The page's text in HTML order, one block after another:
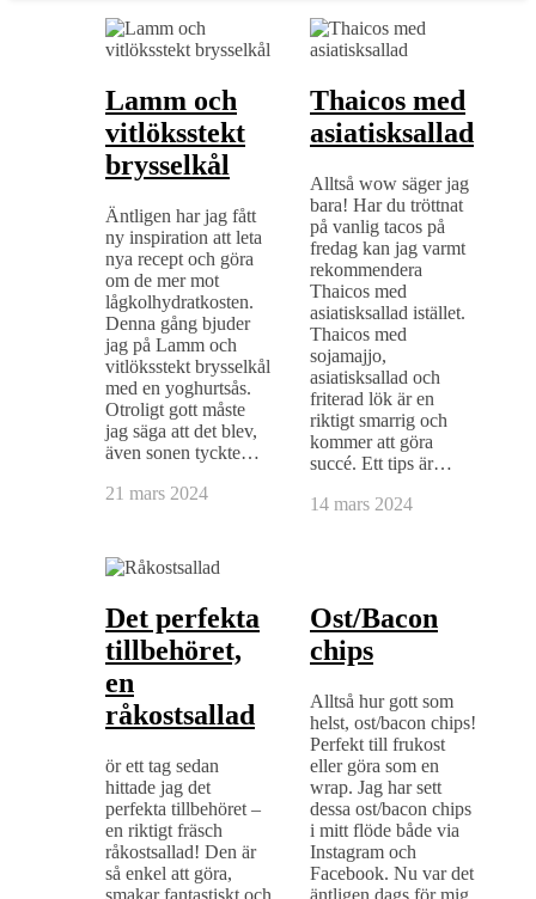
Lamm och
vitlöksstekt
brysselkål
Äntligen har jag fått
ny inspiration att leta
nya recept och göra
om de mer mot
lågkolhydratkosten.
Denna gång bjuder
jag på Lamm och
vitlöksstekt brysselkål
med en yoghurtsås.
Otroligt gott måste
jag säga att det blev,
även sonen tyckte…
21 mars 2024
Thaicos med
asiatisksallad
Alltså wow säger jag
bara! Har du tröttnat
på vanlig tacos på
fredag kan jag varmt
rekommendera
Thaicos med
asiatisksallad istället.
Thaicos med
sojamajjo,
asiatisksallad och
friterad lök är en
riktigt smarrig och
kommer att göra
succé. Ett tips är…
14 mars 2024
Det perfekta
tillbehöret,
en
råkostsallad
ör ett tag sedan
hittade jag det
perfekta tillbehöret –
en riktigt fräsch
råkostsallad! Den är
så enkel att göra,
smakar fantastiskt och
Ost/Bacon
chips
Alltså hur gott som
helst, ost/bacon chips!
Perfekt till frukost
eller göra som en
wrap. Jag har sett
dessa ost/bacon chips
i mitt flöde både via
Instagram och
Facebook. Nu var det
äntligen dags för mig